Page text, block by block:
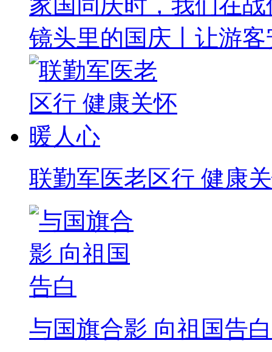
镜头里的国庆丨让游
联勤军医老区行 健康
与国旗合影 向祖国告白